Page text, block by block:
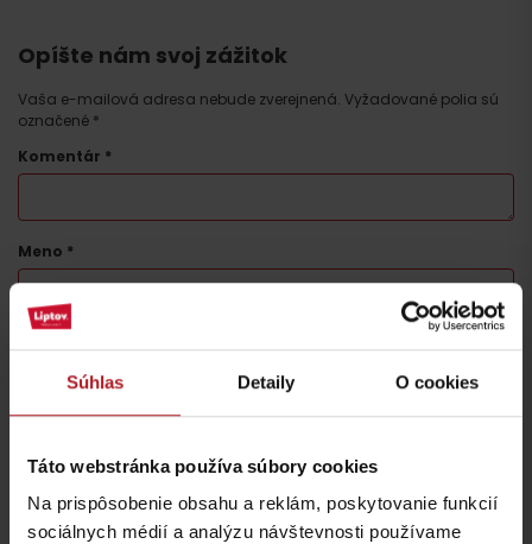
Súhlas Detaily O cookies
Táto webstránka používa súbory cookies
Na prispôsobenie obsahu a reklám, poskytovanie funkcií
sociálnych médií a analýzu návštevnosti používame
Opíšte nám svoj zážitok
Vaša e-mailová adresa nebude zverejnená. Vyžadované polia sú
označené *
Komentár *
Meno *
E-mail*
Táto stránka je chránená testom reCAPTCHA a spoločnosťou
Ochrana súkromia Zmluvné podmienky